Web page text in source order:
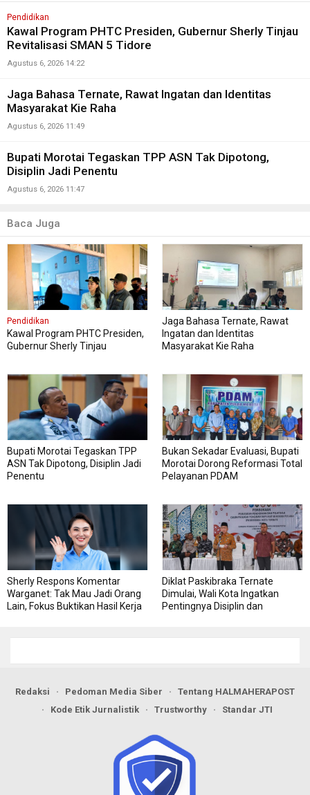
Pendidikan
Kawal Program PHTC Presiden, Gubernur Sherly Tinjau
Revitalisasi SMAN 5 Tidore
Agustus 6, 2026 14:22
Jaga Bahasa Ternate, Rawat Ingatan dan Identitas
Masyarakat Kie Raha
Agustus 6, 2026 11:49
Bupati Morotai Tegaskan TPP ASN Tak Dipotong,
Disiplin Jadi Penentu
Agustus 6, 2026 11:47
Baca Juga
Pendidikan
Kawal Program PHTC Presiden,
Gubernur Sherly Tinjau
Jaga Bahasa Ternate, Rawat
Ingatan dan Identitas
Masyarakat Kie Raha
Bupati Morotai Tegaskan TPP
ASN Tak Dipotong, Disiplin Jadi
Penentu
Bukan Sekadar Evaluasi, Bupati
Morotai Dorong Reformasi Total
Pelayanan PDAM
Sherly Respons Komentar
Warganet: Tak Mau Jadi Orang
Lain, Fokus Buktikan Hasil Kerja
Diklat Paskibraka Ternate
Dimulai, Wali Kota Ingatkan
Pentingnya Disiplin dan
Redaksi Pedoman Media Siber
Tentang HALMAHERAPOST
Kode Etik Jurnalistik
Trustworthy Standar JTI